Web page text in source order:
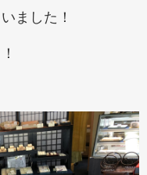
ました！